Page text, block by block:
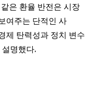
은 환율 반전은 시장
여주는 단적인 사
제 탄력성과 정치 변수
명했다.